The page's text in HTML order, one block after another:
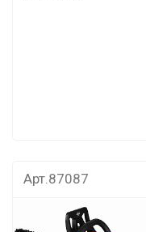
Арт.87087